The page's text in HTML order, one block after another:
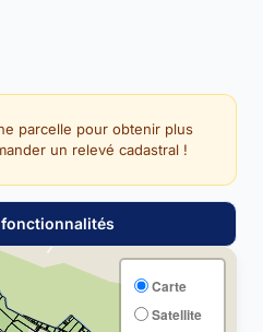
parcelle pour obtenir plus
un relevé cadastral !
Carte
Satellite